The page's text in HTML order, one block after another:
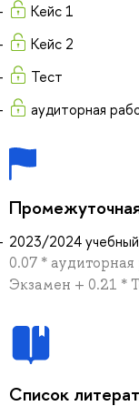
Кейс 1
Кейс 2
Тест
аудиторная
2023/2024
0.07 *
Экзамен + 0.21 *
Список